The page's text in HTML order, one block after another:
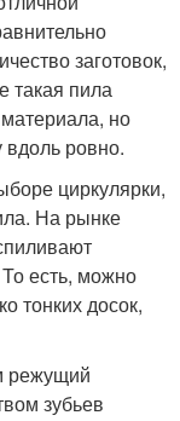
заготовок,
такая пила
но
вдоль ровно.
циркулярки,
На рынке
есть, можно
тонких досок,
режущий
зубьев